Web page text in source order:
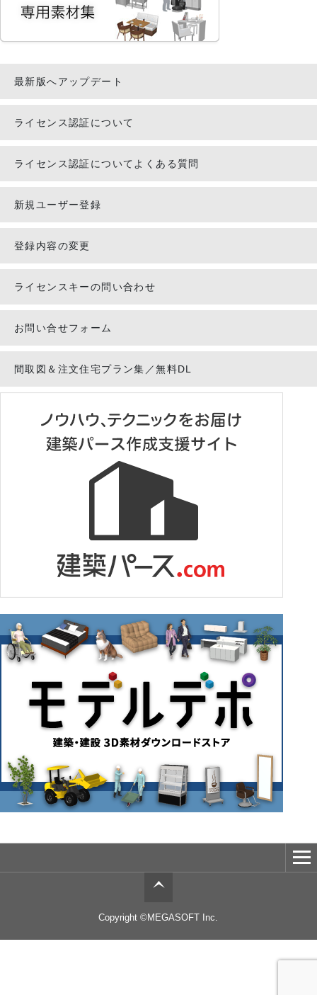
最新版へアップデート
ライセンス認証について
ライセンス認証についてよくある質問
新規ユーザー登録
登録内容の変更
ライセンスキーの問い合わせ
お問い合せフォーム
間取図＆注文住宅プラン集／無料DL
Copyright ©MEGASOFT Inc.